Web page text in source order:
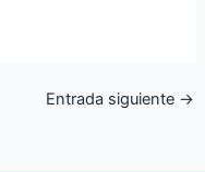
Entrada siguiente →